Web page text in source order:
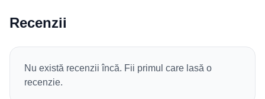
Recenzii
Nu există recenzii încă. Fii primul care lasă o
recenzie.